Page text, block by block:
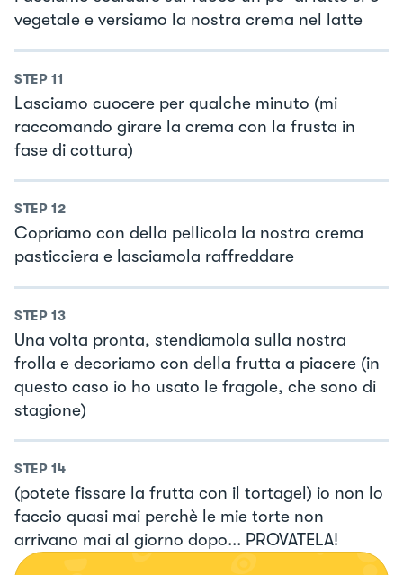
vegetale e versiamo la nostra crema nel latte
STEP 11
Lasciamo cuocere per qualche minuto (mi
raccomando girare la crema con la frusta in
fase di cottura)
STEP 12
Copriamo con della pellicola la nostra crema
pasticciera e lasciamola raffreddare
STEP 13
Una volta pronta, stendiamola sulla nostra
frolla e decoriamo con della frutta a piacere (in
questo caso io ho usato le fragole, che sono di
stagione)
STEP 14
(potete fissare la frutta con il tortagel) io non lo
faccio quasi mai perchè le mie torte non
arrivano mai al giorno dopo... PROVATELA!